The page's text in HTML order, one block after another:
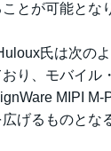
とが可能とな
氏は次の
り、モバイ
MIPI
げるものとな